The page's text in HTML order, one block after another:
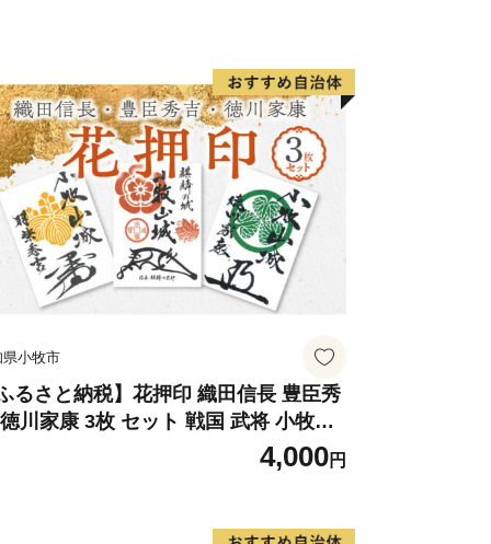
情報保護方針）について〉
は、鯖江市が責任をもって管理し、
き、第三者に譲渡したり、提供した
お、お客様からいただいた個人情報
ただいたふるさと納税の使い道に関
するふるさと納税関連イベント情報
税に関する情報提供のために使用さ
、電子メールの配信やパンフレット
信又は資料の郵送停止等のご希望が
担当(furusato-sabae@soe.or.jp)まで
県小牧市
ふるさと納税】花押印 織田信長 豊臣秀
川家康 3枚 セット 戦国 武将 小牧山
墨絵 龍画師 書道アーティスト 池谷公
渾身の一作 作品 雑貨 工芸品 グッズ 愛
4,000円